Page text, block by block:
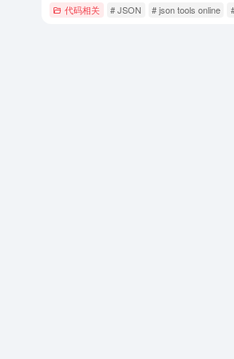
代码相关 # JSON # json tools online